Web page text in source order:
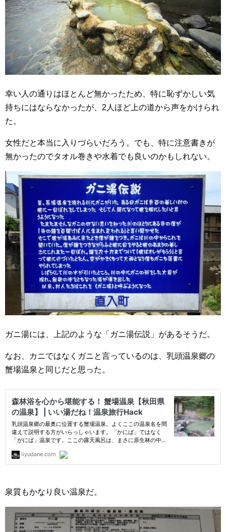
幸い人の通りはほとんど無かったため、特に恥ずかしい気
持ちにはならなかったが、2人ほど上の道から声をかけられ
た。
女性だと本当に入りづらいだろう。でも、特に注意書きが
無かったのでタオル巻きや水着でも良いのかもしれない。
ガニ湯には、上記のような「ガニ湯伝説」があるそうだ。
なお、カニではなくガニと言っているのは、乳頭温泉郷の
蟹場温泉と同じだと思った。
泉質もかなり良い温泉だ。